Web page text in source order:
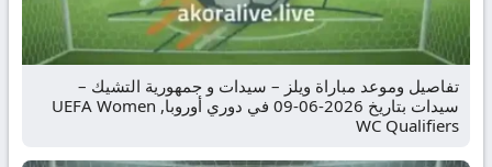
تفاصيل وموعد مباراة ويلز – سيدات و جمهورية التشيك –
سيدات بتاريخ 2026-06-09 في دوري أوروبا, UEFA Women
WC Qualifiers